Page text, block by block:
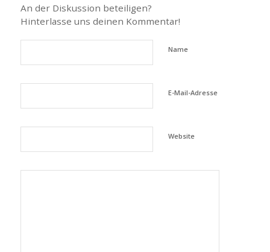
An der Diskussion beteiligen?
Hinterlasse uns deinen Kommentar!
Name
E-Mail-Adresse
Website